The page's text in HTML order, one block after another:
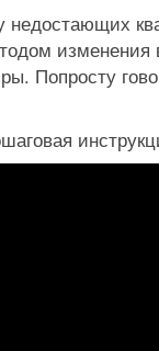
недостающих
изменения
Попросту